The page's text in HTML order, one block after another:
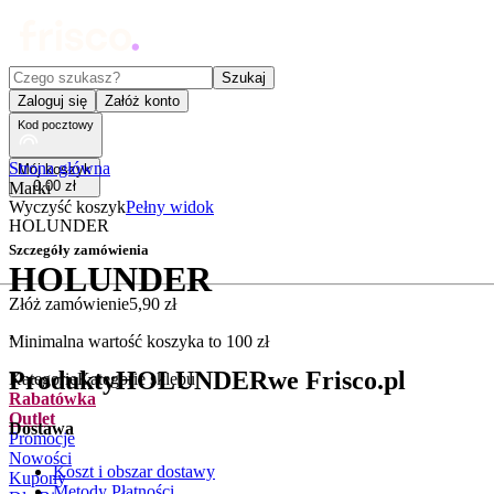
Czego szukasz?
Szukaj
Zaloguj się
Załóż konto
Kod pocztowy
Mój koszyk
0,00 zł
Wyczyść koszykPełny widok
Szczegóły zamówienia
Złóż zamówienie5,90 zł
Minimalna wartość koszyka to 100 zł
KategorieKategorie sklepu
Rabatówka
Outlet
Promocje
Nowości
Kupony
Strona główna
Marki
HOLUNDER
HOLUNDER
.
ProduktyHOLUNDERwe Frisco.pl
Dostawa
Koszt i obszar dostawy